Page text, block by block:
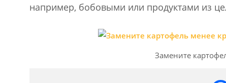
например, бобовыми или продуктами из
Замените